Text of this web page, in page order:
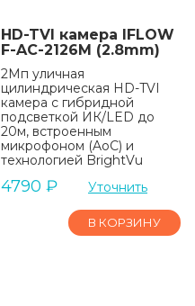
HD-TVI камера IFLOW
F-AC-2126M (2.8mm)
2Мп уличная
цилиндрическая HD-TVI
камера с гибридной
подсветкой ИК/LED до
20м, встроенным
микрофоном (AoC) и
технологией BrightVu
4790 ₽ Уточнить
В КОРЗИНУ